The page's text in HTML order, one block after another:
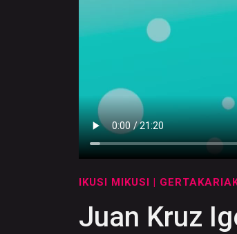
IKUSI MIKUSI |
Juan Kruz